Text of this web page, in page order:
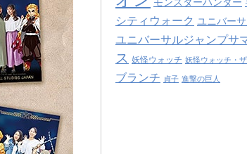
モンスターハンター
シティウォーク ユニバー
ユニバーサルジャンプサ
ス 妖怪ウォッチ 妖怪ウォッチ・
ブランチ 貞子 進撃の巨人